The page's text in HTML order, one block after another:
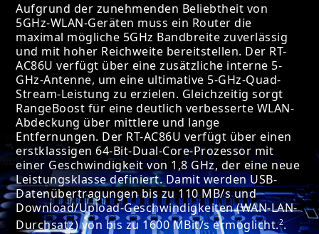
Aufgrund der zunehmenden Beliebtheit von
5GHz-WLAN-Geräten muss ein Router die
maximal mögliche 5GHz Bandbreite zuverlässig
und mit hoher Reichweite bereitstellen. Der RT-
AC86U verfügt über eine zusätzliche interne 5-
GHz-Antenne, um eine ultimative 5-GHz-Quad-
Stream-Leistung zu erzielen. Gleichzeitig sorgt
RangeBoost für eine deutlich verbesserte WLAN-
Abdeckung über mittlere und lange
Entfernungen. Der RT-AC86U verfügt über einen
erstklassigen 64-Bit-Dual-Core-Prozessor mit
einer Geschwindigkeit von 1,8 GHz, der eine neue
Leistungsklasse definiert. Damit werden USB-
Datenübertragungen bis zu 110 MB/s und
Download/Upload-Geschwindigkeiten (WAN-LAN-
Durchsatz) von bis zu 1600 MBit/s ermöglicht.2.